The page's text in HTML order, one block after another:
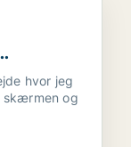
/ lærer /
hvor jeg
skærmen og